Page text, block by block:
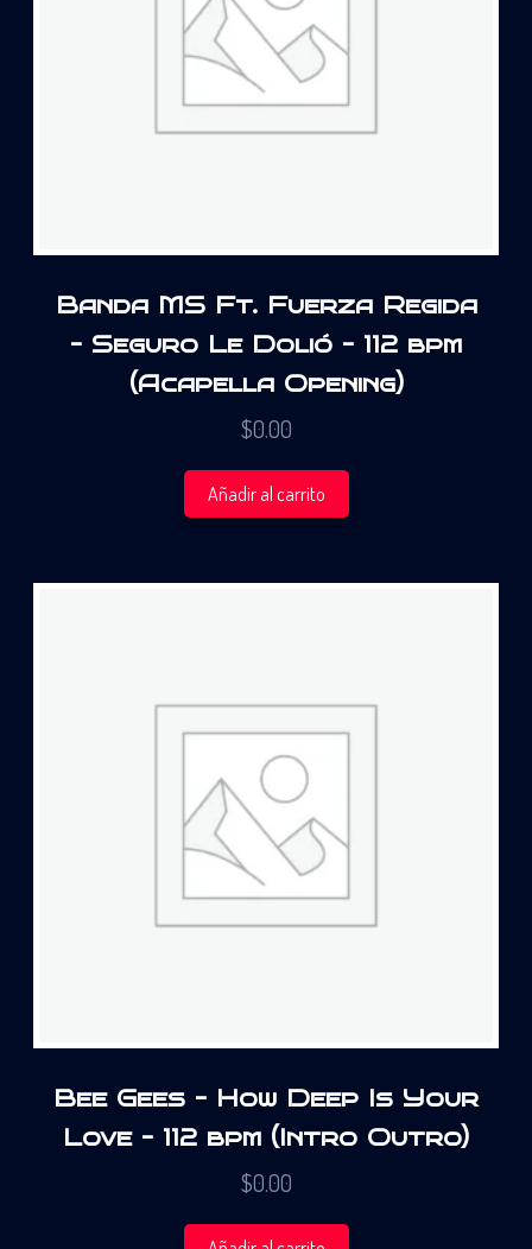
Banda MS Ft. Fuerza Regida
– Seguro Le Dolió – 112 bpm
(Acapella Opening)
$0.00
Añadir al carrito
Bee Gees – How Deep Is Your
Love – 112 bpm (Intro Outro)
$0.00